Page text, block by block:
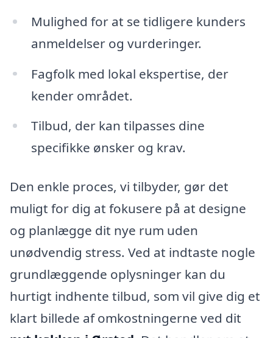
Mulighed for at se tidligere kunders
anmeldelser og vurderinger.
Fagfolk med lokal ekspertise, der
kender området.
Tilbud, der kan tilpasses dine
specifikke ønsker og krav.
Den enkle proces, vi tilbyder, gør det
muligt for dig at fokusere på at designe
og planlægge dit nye rum uden
unødvendig stress. Ved at indtaste nogle
grundlæggende oplysninger kan du
hurtigt indhente tilbud, som vil give dig et
klart billede af omkostningerne ved dit